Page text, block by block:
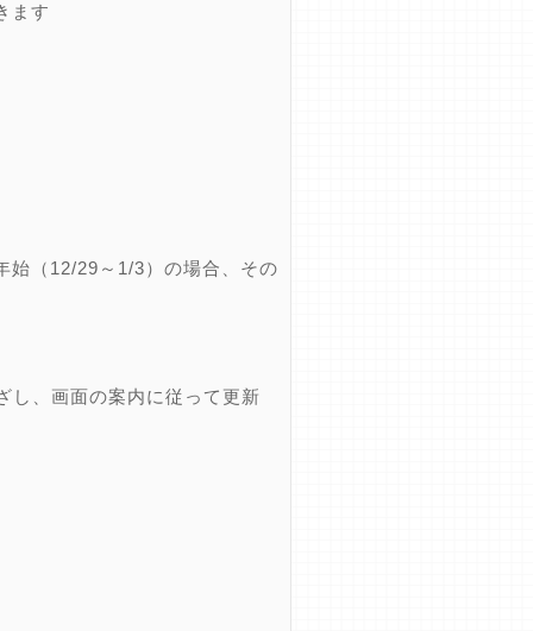
ます
始（12/29～1/3）の場合、その
し、画面の案内に従って更新